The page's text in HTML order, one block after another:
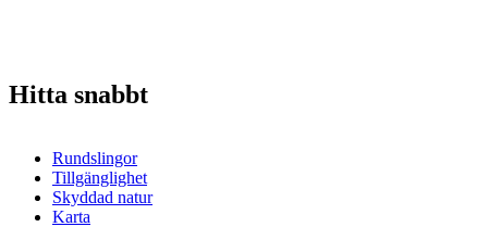
Hitta snabbt
Rundslingor
Tillgänglighet
Skyddad natur
Karta